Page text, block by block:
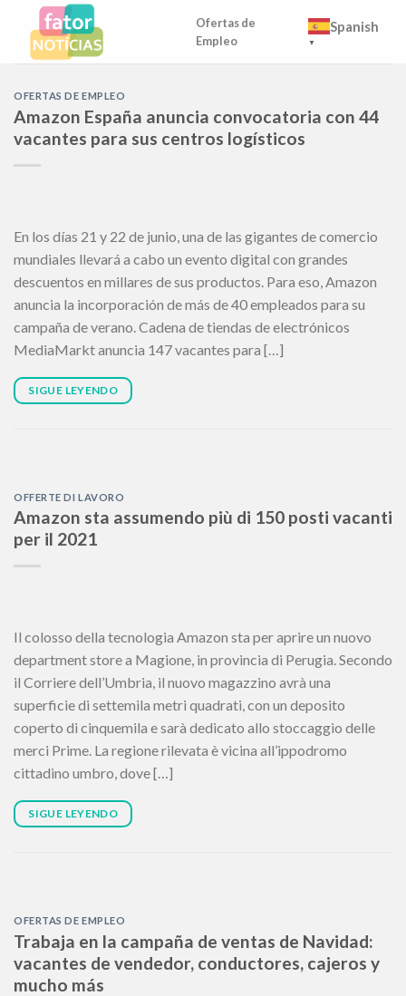
content
Ofertas de
Empleo
Spanish
▼
OFERTAS DE EMPLEO
Amazon España anuncia convocatoria con 44
vacantes para sus centros logísticos
En los días 21 y 22 de junio, una de las gigantes de comercio
mundiales llevará a cabo un evento digital con grandes
descuentos en millares de sus productos. Para eso, Amazon
anuncia la incorporación de más de 40 empleados para su
campaña de verano. Cadena de tiendas de electrónicos
MediaMarkt anuncia 147 vacantes para […]
SIGUE LEYENDO
OFFERTE DI LAVORO
Amazon sta assumendo più di 150 posti vacanti
per il 2021
Il colosso della tecnologia Amazon sta per aprire un nuovo
department store a Magione, in provincia di Perugia. Secondo
il Corriere dell’Umbria, il nuovo magazzino avrà una
superficie di settemila metri quadrati, con un deposito
coperto di cinquemila e sarà dedicato allo stoccaggio delle
merci Prime. La regione rilevata è vicina all’ippodromo
cittadino umbro, dove […]
SIGUE LEYENDO
OFERTAS DE EMPLEO
Trabaja en la campaña de ventas de Navidad:
vacantes de vendedor, conductores, cajeros y
mucho más